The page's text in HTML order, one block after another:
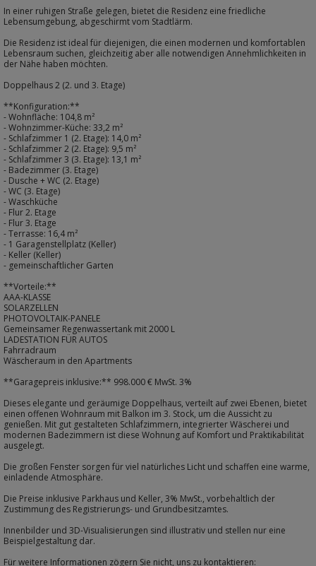
In einer ruhigen Straße gelegen, bietet die Residenz eine friedliche
Lebensumgebung, abgeschirmt vom Stadtlärm.
Die Residenz ist ideal für diejenigen, die einen modernen und komfortablen
Lebensraum suchen, gleichzeitig aber alle notwendigen Annehmlichkeiten in
der Nähe haben möchten.
Doppelhaus 2 (2. und 3. Etage)
**Konfiguration:**
- Wohnfläche: 104,8 m²
- Wohnzimmer-Küche: 33,2 m²
- Schlafzimmer 1 (2. Etage): 14,0 m²
- Schlafzimmer 2 (2. Etage): 9,5 m²
- Schlafzimmer 3 (3. Etage): 13,1 m²
- Badezimmer (3. Etage)
- Dusche + WC (2. Etage)
- WC (3. Etage)
- Waschküche
- Flur 2. Etage
- Flur 3. Etage
- Terrasse: 16,4 m²
- 1 Garagenstellplatz (Keller)
- Keller (Keller)
- gemeinschaftlicher Garten
**Vorteile:**
AAA-KLASSE
SOLARZELLEN
PHOTOVOLTAIK-PANELE
Gemeinsamer Regenwassertank mit 2000 L
LADESTATION FÜR AUTOS
Fahrradraum
Wäscheraum in den Apartments
**Garagepreis inklusive:** 998.000 € MwSt. 3%
Dieses elegante und geräumige Doppelhaus, verteilt auf zwei Ebenen, bietet
einen offenen Wohnraum mit Balkon im 3. Stock, um die Aussicht zu
genießen. Mit gut gestalteten Schlafzimmern, integrierter Wäscherei und
modernen Badezimmern ist diese Wohnung auf Komfort und Praktikabilität
ausgelegt.
Die großen Fenster sorgen für viel natürliches Licht und schaffen eine warme,
einladende Atmosphäre.
Die Preise inklusive Parkhaus und Keller, 3% MwSt., vorbehaltlich der
Zustimmung des Registrierungs- und Grundbesitzamtes.
Innenbilder und 3D-Visualisierungen sind illustrativ und stellen nur eine
Beispielgestaltung dar.
Für weitere Informationen zögern Sie nicht, uns zu kontaktieren: